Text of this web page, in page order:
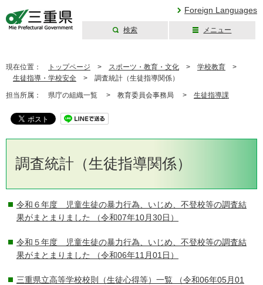
Foreign Languages
検索 メニュー
現在位置： トップページ > スポーツ・教育・文化 > 学校教育 >
生徒指導・学校安全 > 調査統計（生徒指導関係）
担当所属： 県庁の組織一覧 > 教育委員会事務局 > 生徒指導課
調査統計（生徒指導関係）
令和６年度 児童生徒の暴力行為、いじめ、不登校等の調査結
果がまとまりました
（令和07年10月30日）
令和５年度 児童生徒の暴力行為、いじめ、不登校等の調査結
果がまとまりました
（令和06年11月01日）
三重県立高等学校校則（生徒心得等）一覧 （令和06年05月01